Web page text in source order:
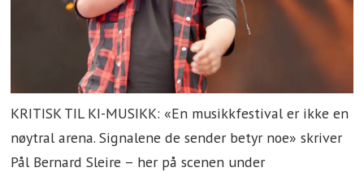
KRITISK TIL KI-MUSIKK: «En musikkfestival er ikke en
nøytral arena. Signalene de sender betyr noe» skriver
Pål Bernard Sleire – her på scenen under